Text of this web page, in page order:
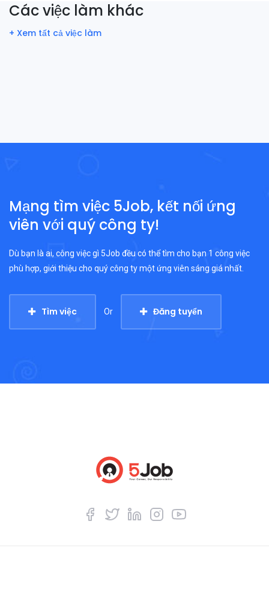
Các việc làm khác
+ Xem tất cả việc làm
Mạng tìm việc 5Job, kết nối ứng
viên với quý công ty!
Dù bạn là ai, công việc gì 5Job đều có thể tìm cho bạn 1 công việc
phù hợp, giới thiệu cho quý công ty một ứng viên sáng giá nhất.
Tìm việc Or Đăng tuyển